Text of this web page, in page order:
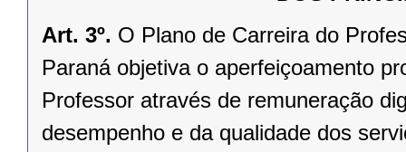
Art. 3º. O Plano de Carreira do
Paraná objetiva o aperfeiçoamento
Professor através de remuneração
desempenho e da qualidade dos